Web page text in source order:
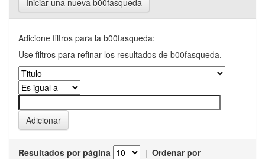
Iniciar una nueva b00fasqueda
Adicione filtros para la b00fasqueda:
Use filtros para refinar los resultados de b00fasqueda.
Resultados por página | Ordenar por